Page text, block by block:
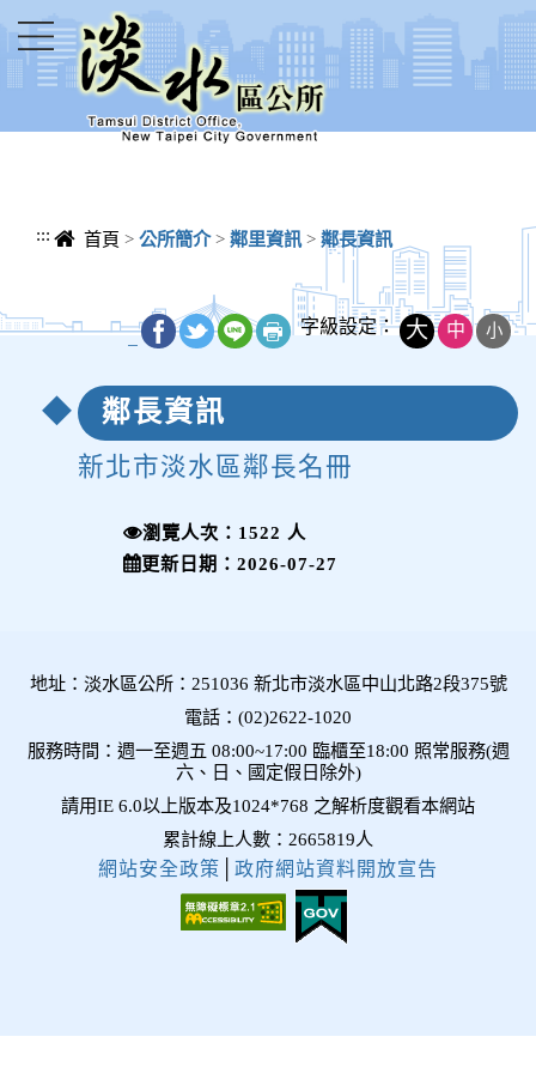
進入內容區塊
::: 首頁 > 公所簡介> 鄰里資訊 > 鄰長資訊
_
字級設定： 大 中 小
鄰長資訊
新北市淡水區鄰長名冊
瀏覽人次：1522 人
更新日期：2026-07-27
地址：淡水區公所：251036 新北市淡水區中山北路2段375號
電話：(02)2622-1020
服務時間：週一至週五 08:00~17:00 臨櫃至18:00 照常服務(週
六、日、國定假日除外)
請用IE 6.0以上版本及1024*768 之解析度觀看本網站
累計線上人數：2665819人
網站安全政策
政府網站資料開放宣告